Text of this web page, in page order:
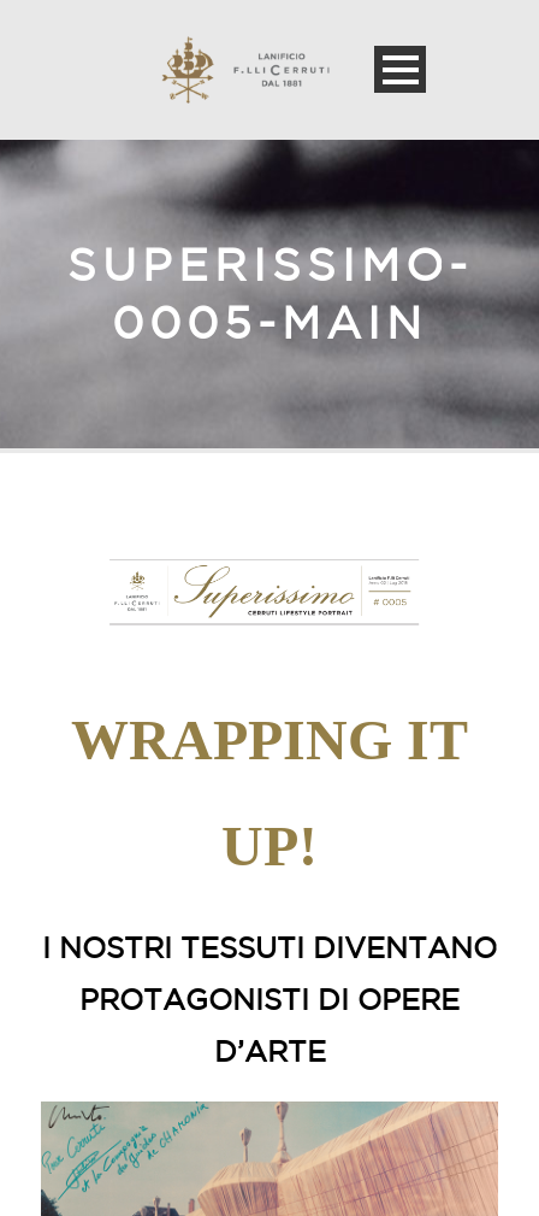
SUPERISSIMO-
0005-MAIN
WRAPPING IT
UP!
I NOSTRI TESSUTI DIVENTANO
PROTAGONISTI DI OPERE
D’ARTE